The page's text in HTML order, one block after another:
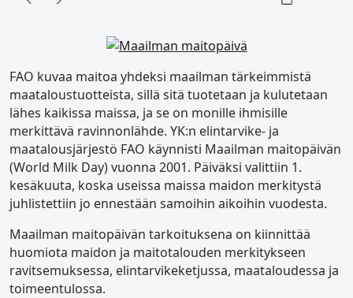
FAO kuvaa maitoa yhdeksi maailman tärkeimmistä
maataloustuotteista, sillä sitä tuotetaan ja kulutetaan
lähes kaikissa maissa, ja se on monille ihmisille
merkittävä ravinnonlähde. YK:n elintarvike- ja
maatalousjärjestö FAO käynnisti Maailman maitopäivän
(World Milk Day) vuonna 2001. Päiväksi valittiin 1.
kesäkuuta, koska useissa maissa maidon merkitystä
juhlistettiin jo ennestään samoihin aikoihin vuodesta.
Maailman maitopäivän tarkoituksena on kiinnittää
huomiota maidon ja maitotalouden merkitykseen
ravitsemuksessa, elintarvikeketjussa, maataloudessa ja
toimeentulossa.